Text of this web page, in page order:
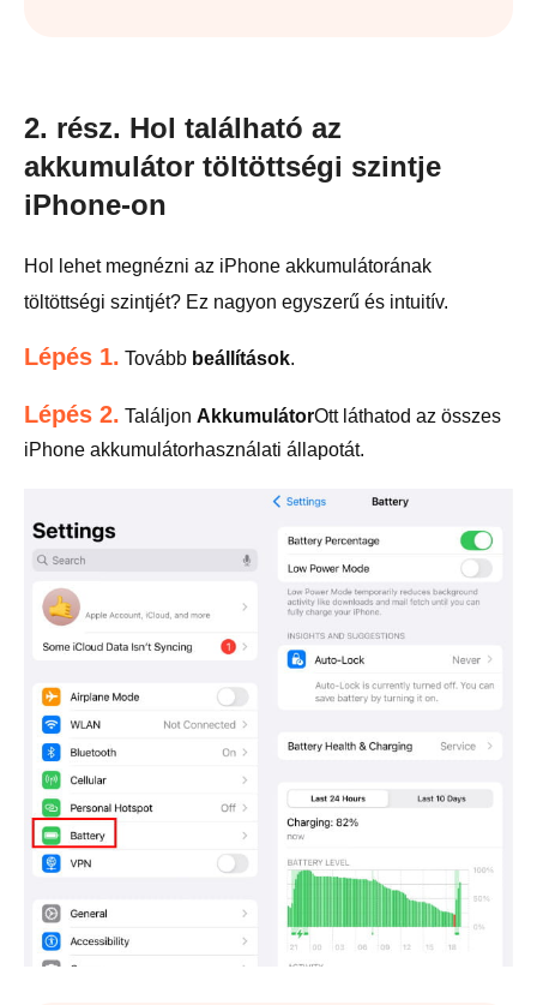
2. rész. Hol található az
akkumulátor töltöttségi szintje
iPhone-on
Hol lehet megnézni az iPhone akkumulátorának
töltöttségi szintjét? Ez nagyon egyszerű és intuitív.
Lépés 1. Tovább beállítások.
Lépés 2. Találjon AkkumulátorOtt láthatod az összes
iPhone akkumulátorhasználati állapotát.